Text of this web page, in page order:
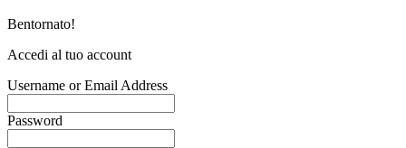
Bentornato!
Accedi al tuo account
Username or Email Address
Password